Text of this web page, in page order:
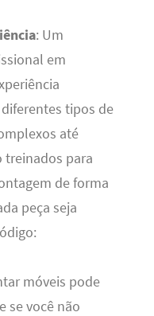
: Um
em
tipos de
até
treinados para
de forma
peça seja
móveis pode
se você não